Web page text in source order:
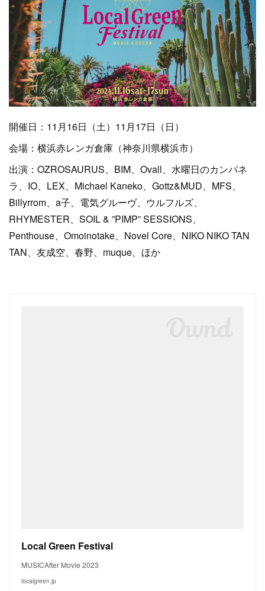
開催日：11月16日（土）11月17日（日）
会場：横浜赤レンガ倉庫（神奈川県横浜市）
出演：OZROSAURUS、BIM、Ovall、水曜日のカンパネ
ラ、IO、LEX、Michael Kaneko、Gottz&MUD、MFS、
Billyrrom、a子、電気グルーヴ、ウルフルズ、
RHYMESTER、SOIL & ”PIMP” SESSIONS、
Penthouse、Omoinotake、Novel Core、NIKO NIKO TAN
TAN、友成空、春野、muque、ほか
Local Green Festival
MUSICAfter Movie 2023
localgreen.jp